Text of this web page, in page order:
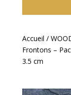
Accueil /
Frontons –
3.5 cm